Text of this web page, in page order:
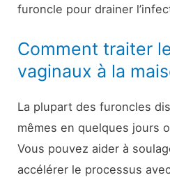
furoncle pour drainer
Comment traiter
vaginaux à la
La plupart des furoncles
mêmes en quelques jours
Vous pouvez aider à
accélérer le processus